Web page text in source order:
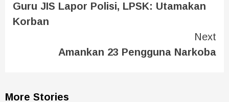
Guru JIS Lapor Polisi, LPSK: Utamakan
Korban
Next
Amankan 23 Pengguna Narkoba
More Stories